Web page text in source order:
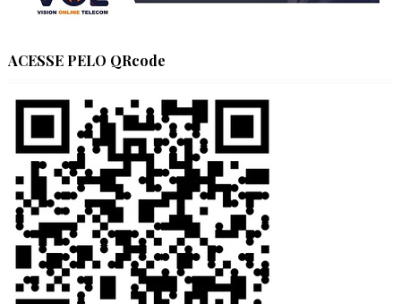
ACESSE PELO QRcode